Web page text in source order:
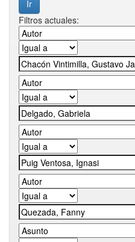
Filtros actuales: